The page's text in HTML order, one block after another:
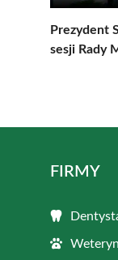
Prezydent
sesji Rady
FIRMY